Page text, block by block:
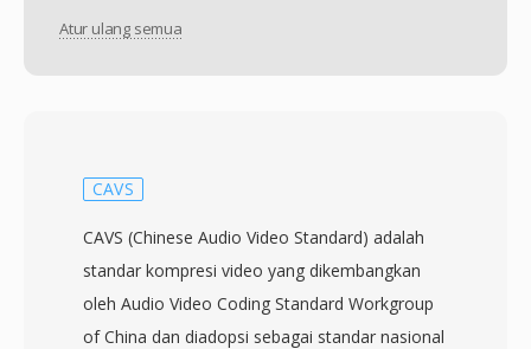
Atur ulang semua
CAVS
CAVS (Chinese Audio Video Standard) adalah
standar kompresi video yang dikembangkan
oleh Audio Video Coding Standard Workgroup
of China dan diadopsi sebagai standar nasional